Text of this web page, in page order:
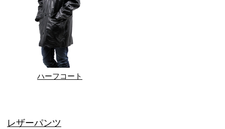
ハーフコート
レザーパンツ